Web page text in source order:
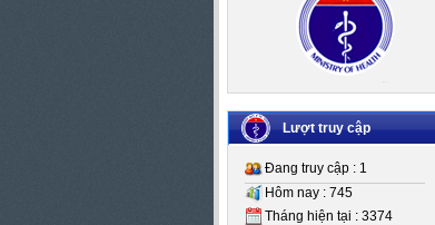
Số:Số 83/KH-UBND
Tên:(Kế hoạch thực hiện Đề án
Kiểm soát mất cân bằng giới
tính khi sinh giai đoạn 2016-
2020)
Ngày BH: (25/10/2016)
Lượt truy cập
Đang truy cập : 1
Hôm nay : 745
Tháng hiện tại : 3374